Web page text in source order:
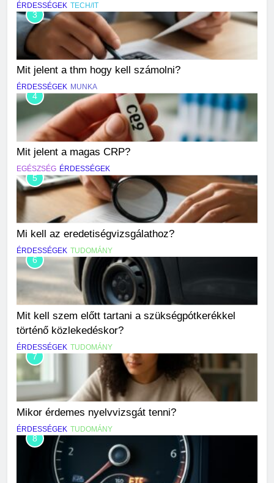
ÉRDESSÉGEK TECH/IT
3
Mit jelent a thm hogy kell számolni?
ÉRDESSÉGEK MUNKA
4
Mit jelent a magas CRP?
EGÉSZSÉG ÉRDESSÉGEK
5
Mi kell az eredetiségvizsgálathoz?
ÉRDESSÉGEK TUDOMÁNY
6
Mit kell szem előtt tartani a szükségpótkerékkel
történő közlekedéskor?
ÉRDESSÉGEK TUDOMÁNY
7
Mikor érdemes nyelvvizsgát tenni?
ÉRDESSÉGEK TUDOMÁNY
8